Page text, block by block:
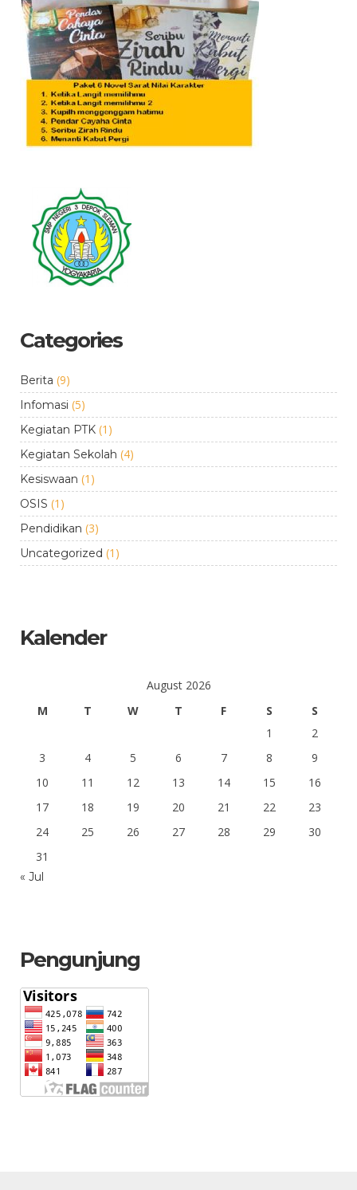
Categories
Berita (9)
Infomasi (5)
Kegiatan PTK (1)
Kegiatan Sekolah (4)
Kesiswaan (1)
OSIS (1)
Pendidikan (3)
Uncategorized (1)
Kalender
August 2026
M
T W T F S
S
1
2
3
4 5 6 7 8
9
10
11 12 13 14 15
16
17
18 19 20 21 22
23
24
25 26 27 28 29
30
31
« Jul
Pengunjung